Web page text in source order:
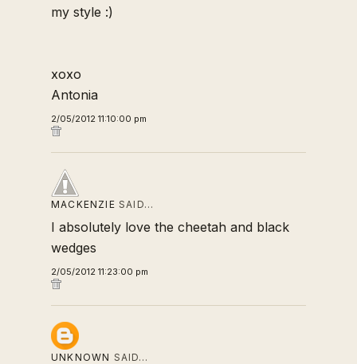
my style :)
xoxo
Antonia
2/05/2012 11:10:00 pm
MACKENZIE SAID…
I absolutely love the cheetah and black
wedges
2/05/2012 11:23:00 pm
UNKNOWN SAID…